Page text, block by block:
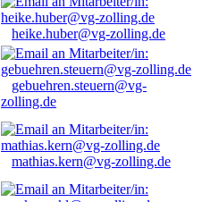
heike.huber@vg-zolling.de
gebuehren.steuern@vg-
zolling.de
mathias.kern@vg-zolling.de